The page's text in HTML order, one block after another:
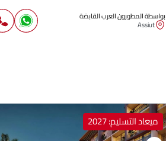
بواسطة المطورون العرب القابضة
Assiut
ميعاد التسليم: 2027